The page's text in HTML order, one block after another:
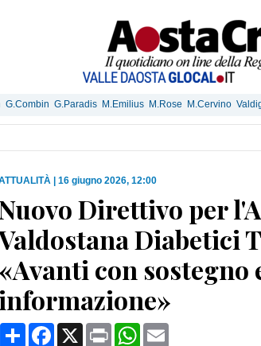
G.Combin G.Paradis M.Emilius M.Rose M.Cervino
16 giugno 2026, 12:00
Direttivo per
Diabetici
«Avanti con sostegno
CondividiFacebook
X Print WhatsApp